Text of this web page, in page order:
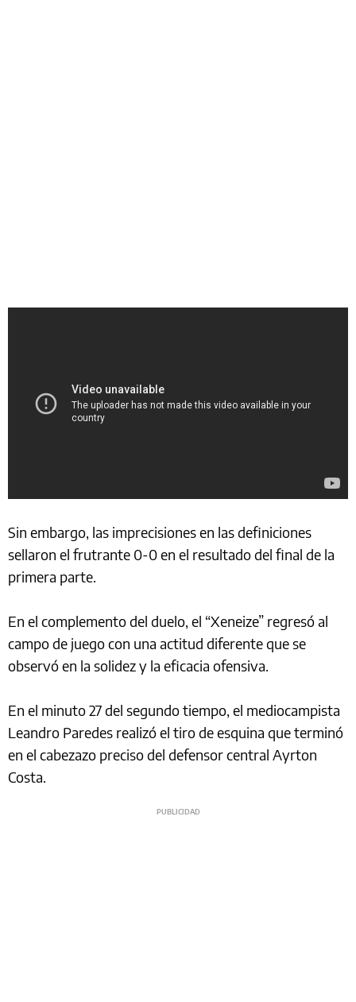
Sin embargo, las imprecisiones en las definiciones
sellaron el frutrante 0-0 en el resultado del final de la
primera parte.
En el complemento del duelo, el “Xeneize” regresó al
campo de juego con una actitud diferente que se
observó en la solidez y la eficacia ofensiva.
En el minuto 27 del segundo tiempo, el mediocampista
Leandro Paredes realizó el tiro de esquina que terminó
en el cabezazo preciso del defensor central Ayrton
Costa.